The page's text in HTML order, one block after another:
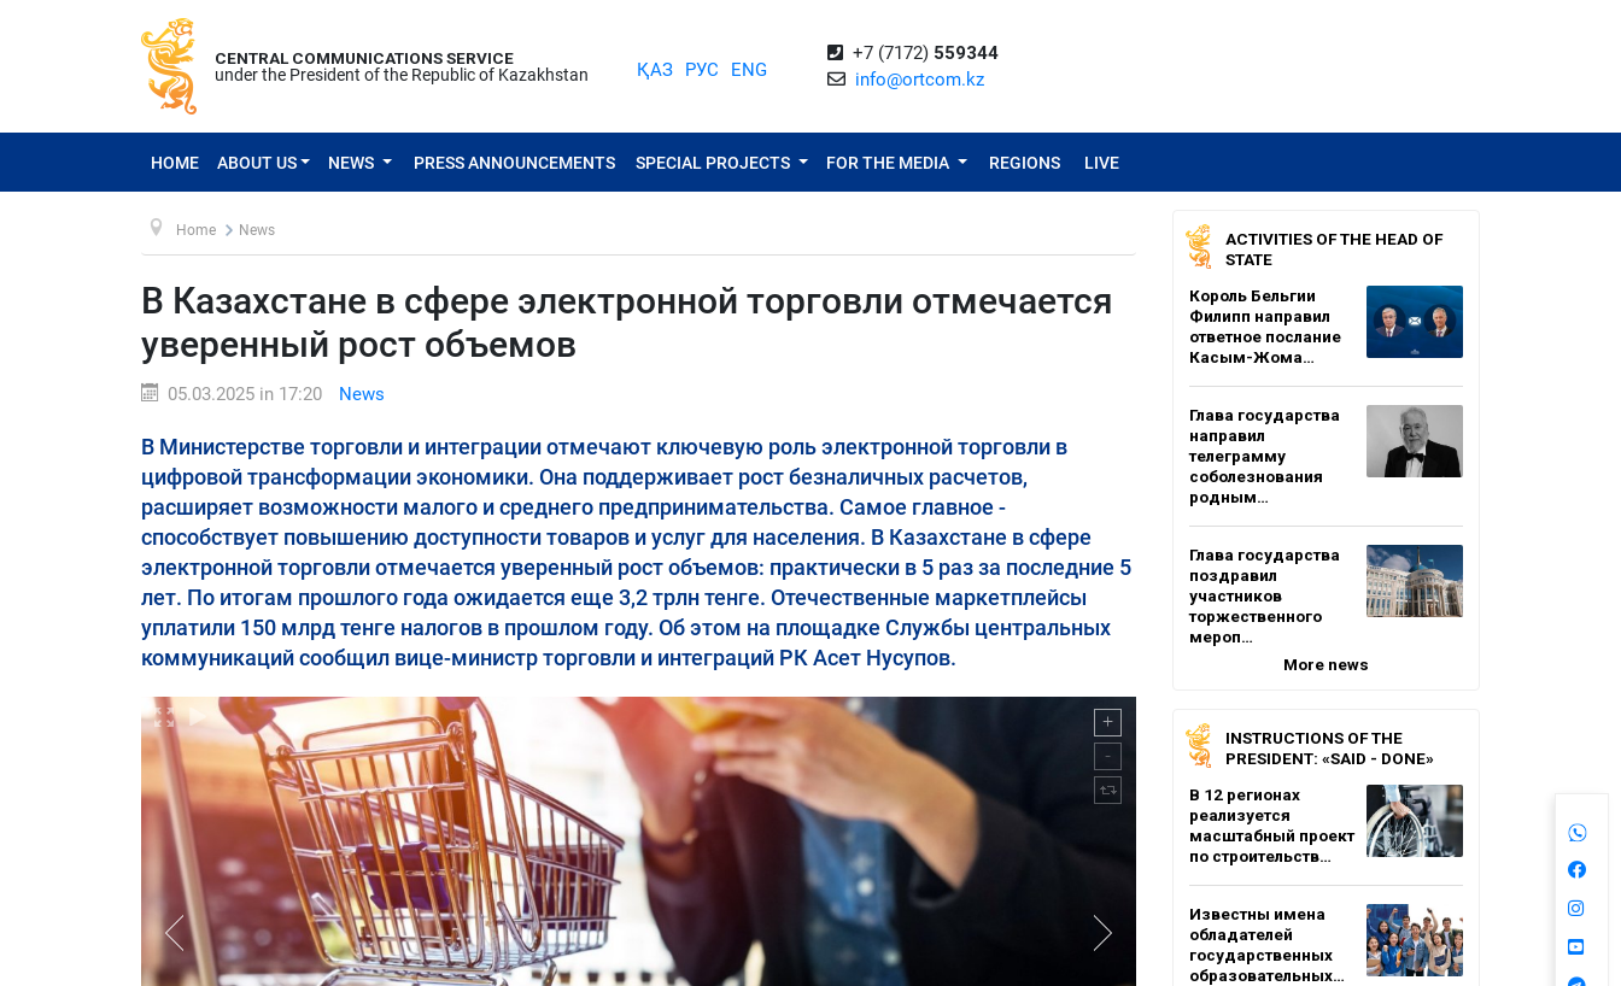
CENTRAL COMMUNICATIONS SERVICE
under the President of the Republic of Kazakhstan
ҚАЗ РУС ENG
+7 (7172) 559344
info@ortcom.kz
HOME ABOUT US NEWS PRESS ANNOUNCEMENTS SPECIAL PROJECTS FOR THE MEDIA REGIONS LIVE
Home News
В Казахстане в сфере электронной торговли отмечается
уверенный рост объемов
05.03.2025 in 17:20 News
В Министерстве торговли и интеграции отмечают ключевую роль электронной торговли в
цифровой трансформации экономики. Она поддерживает рост безналичных расчетов,
расширяет возможности малого и среднего предпринимательства. Самое главное -
способствует повышению доступности товаров и услуг для населения. В Казахстане в сфере
электронной торговли отмечается уверенный рост объемов: практически в 5 раз за последние 5
лет. По итогам прошлого года ожидается еще 3,2 трлн тенге. Отечественные маркетплейсы
уплатили 150 млрд тенге налогов в прошлом году. Об этом на площадке Службы центральных
коммуникаций сообщил вице-министр торговли и интеграций РК Асет Нусупов.
ACTIVITIES OF THE HEAD OF
STATE
Король Бельгии
Филипп направил
ответное послание
Касым-Жома…
Глава государства
направил
телеграмму
соболезнования
родным…
Глава государства
поздравил
участников
торжественного
мероп…
More news
INSTRUCTIONS OF THE
PRESIDENT: «SAID - DONE»
В 12 регионах
реализуется
масштабный проект
по строительств…
Известны имена
обладателей
государственных
образовательных…